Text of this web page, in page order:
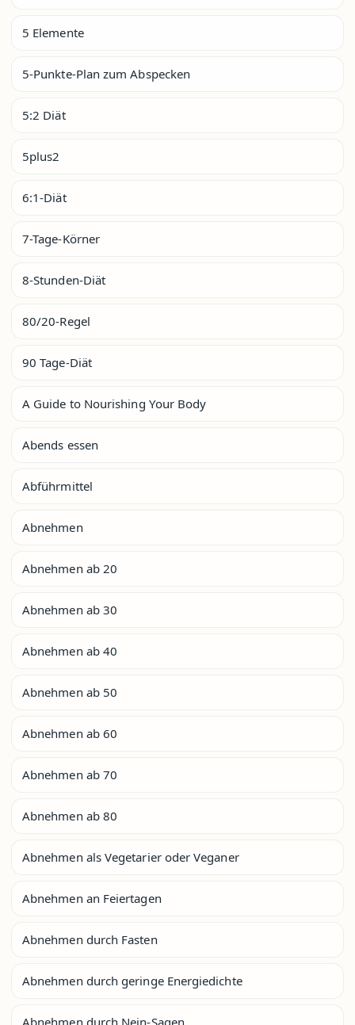
5 Elemente
5-Punkte-Plan zum Abspecken
5:2 Diät
5plus2
6:1-Diät
7-Tage-Körner
8-Stunden-Diät
80/20-Regel
90 Tage-Diät
A Guide to Nourishing Your Body
Abends essen
Abführmittel
Abnehmen
Abnehmen ab 20
Abnehmen ab 30
Abnehmen ab 40
Abnehmen ab 50
Abnehmen ab 60
Abnehmen ab 70
Abnehmen ab 80
Abnehmen als Vegetarier oder Veganer
Abnehmen an Feiertagen
Abnehmen durch Fasten
Abnehmen durch geringe Energiedichte
Abnehmen durch Nein-Sagen